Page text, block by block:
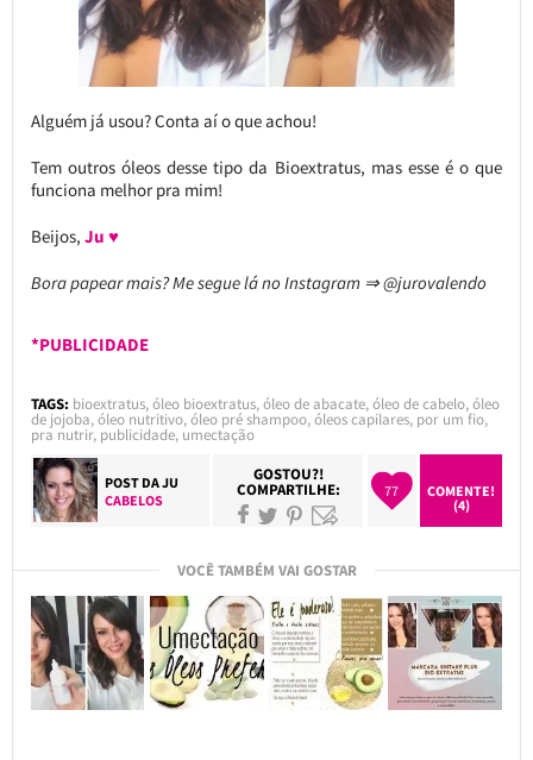
Alguém já usou? Conta aí o que achou!
Tem outros óleos desse tipo da Bioextratus, mas esse é o que
funciona melhor pra mim!
Beijos, Ju ♥
Bora papear mais? Me segue lá no Instagram ⇒ @jurovalendo
*PUBLICIDADE
TAGS: bioextratus,óleo bioextratus,óleo de abacate,óleo de cabelo,óleo
de jojoba,óleo nutritivo,óleo pré shampoo,óleos capilares, por um fio,
pra nutrir, publicidade, umectação
POST DAJU
CABELOS
GOSTOU?!
COMPARTILHE: 77
COMENTE!
(4)
VOCÊ TAMBÉM VAI GOSTAR